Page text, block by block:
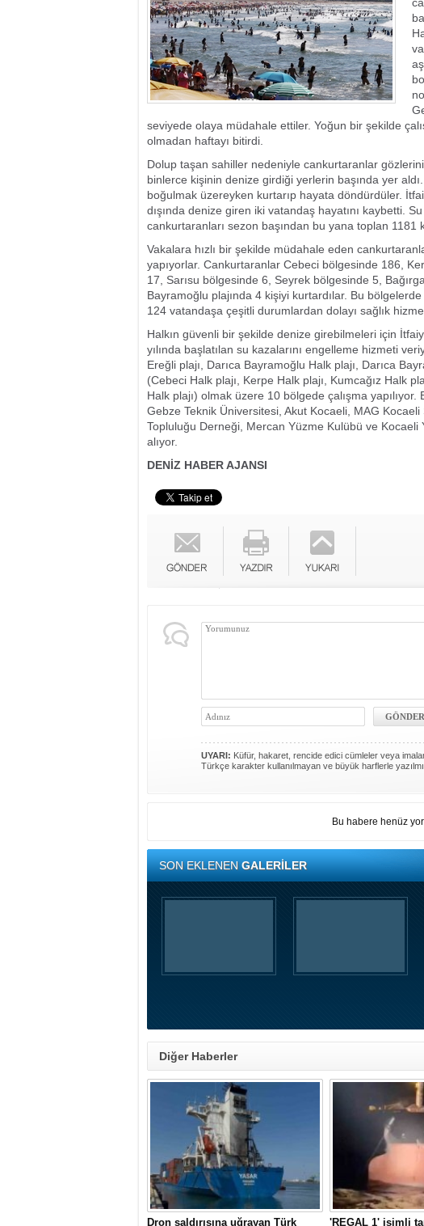
seviyede olaya müdahale ettiler. Yoğun bir şekilde
olmadan haftayı bitirdi.
Dolup taşan sahiller nedeniyle cankurtaranlar
binlerce kişinin denize girdiği yerlerin başında yer
boğulmak üzereyken kurtarıp hayata döndürdüler.
dışında denize giren iki vatandaş hayatını kaybetti.
cankurtaranları sezon başından bu yana toplan 1181
Vakalara hızlı bir şekilde müdahale eden
yapıyorlar. Cankurtaranlar Cebeci bölgesinde 186,
17, Sarısu bölgesinde 6, Seyrek bölgesinde 5,
Bayramoğlu plajında 4 kişiyi kurtardılar. Bu
124 vatandaşa çeşitli durumlardan dolayı sağlık
Halkın güvenli bir şekilde denize girebilmeleri için
yılında başlatılan su kazalarını engelleme hizmeti
Ereğli plajı, Darıca Bayramoğlu Halk plajı, Darıca
(Cebeci Halk plajı, Kerpe Halk plajı, Kumcağız Halk
Halk plajı) olmak üzere 10 bölgede çalışma
Gebze Teknik Üniversitesi, Akut Kocaeli, MAG
Topluluğu Derneği, Mercan Yüzme Kulübü ve
alıyor.
DENİZ HABER AJANSI
UYARI: Küfür, hakaret, rencide edici cümleler veya
Türkçe karakter kullanılmayan ve büyük harflerle
Bu habere henüz
SON EKLENENGALERİLER
Diğer Haberler
Dron saldırısına uğrayan Türk
'REGAL 1' isimli